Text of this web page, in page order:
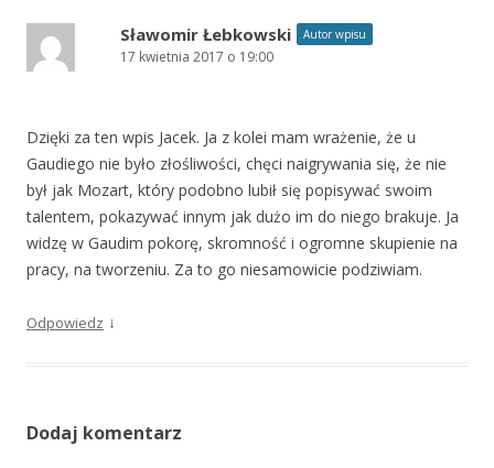
Sławomir Łebkowski Autor wpisu
17 kwietnia 2017 o 19:00
Dzięki za ten wpis Jacek. Ja z kolei mam wrażenie, że u
Gaudiego nie było złośliwości, chęci naigrywania się, że nie
był jak Mozart, który podobno lubił się popisywać swoim
talentem, pokazywać innym jak dużo im do niego brakuje. Ja
widzę w Gaudim pokorę, skromność i ogromne skupienie na
pracy, na tworzeniu. Za to go niesamowicie podziwiam.
Odpowiedz ↓
Dodaj komentarz